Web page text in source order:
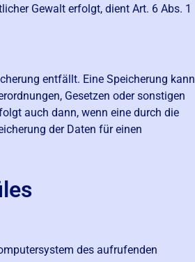
Gewalt erfolgt, dient Art. 6 Abs. 1
entfällt. Eine Speicherung kann
Gesetzen oder sonstigen
auch dann, wenn eine durch die
der Daten für einen
des aufrufenden